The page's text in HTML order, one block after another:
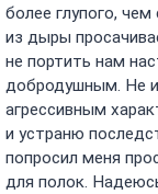
более глупого,
из дыры
не портить нам
добродушным. Не
агрессивным
и устраню
попросил меня
для полок.